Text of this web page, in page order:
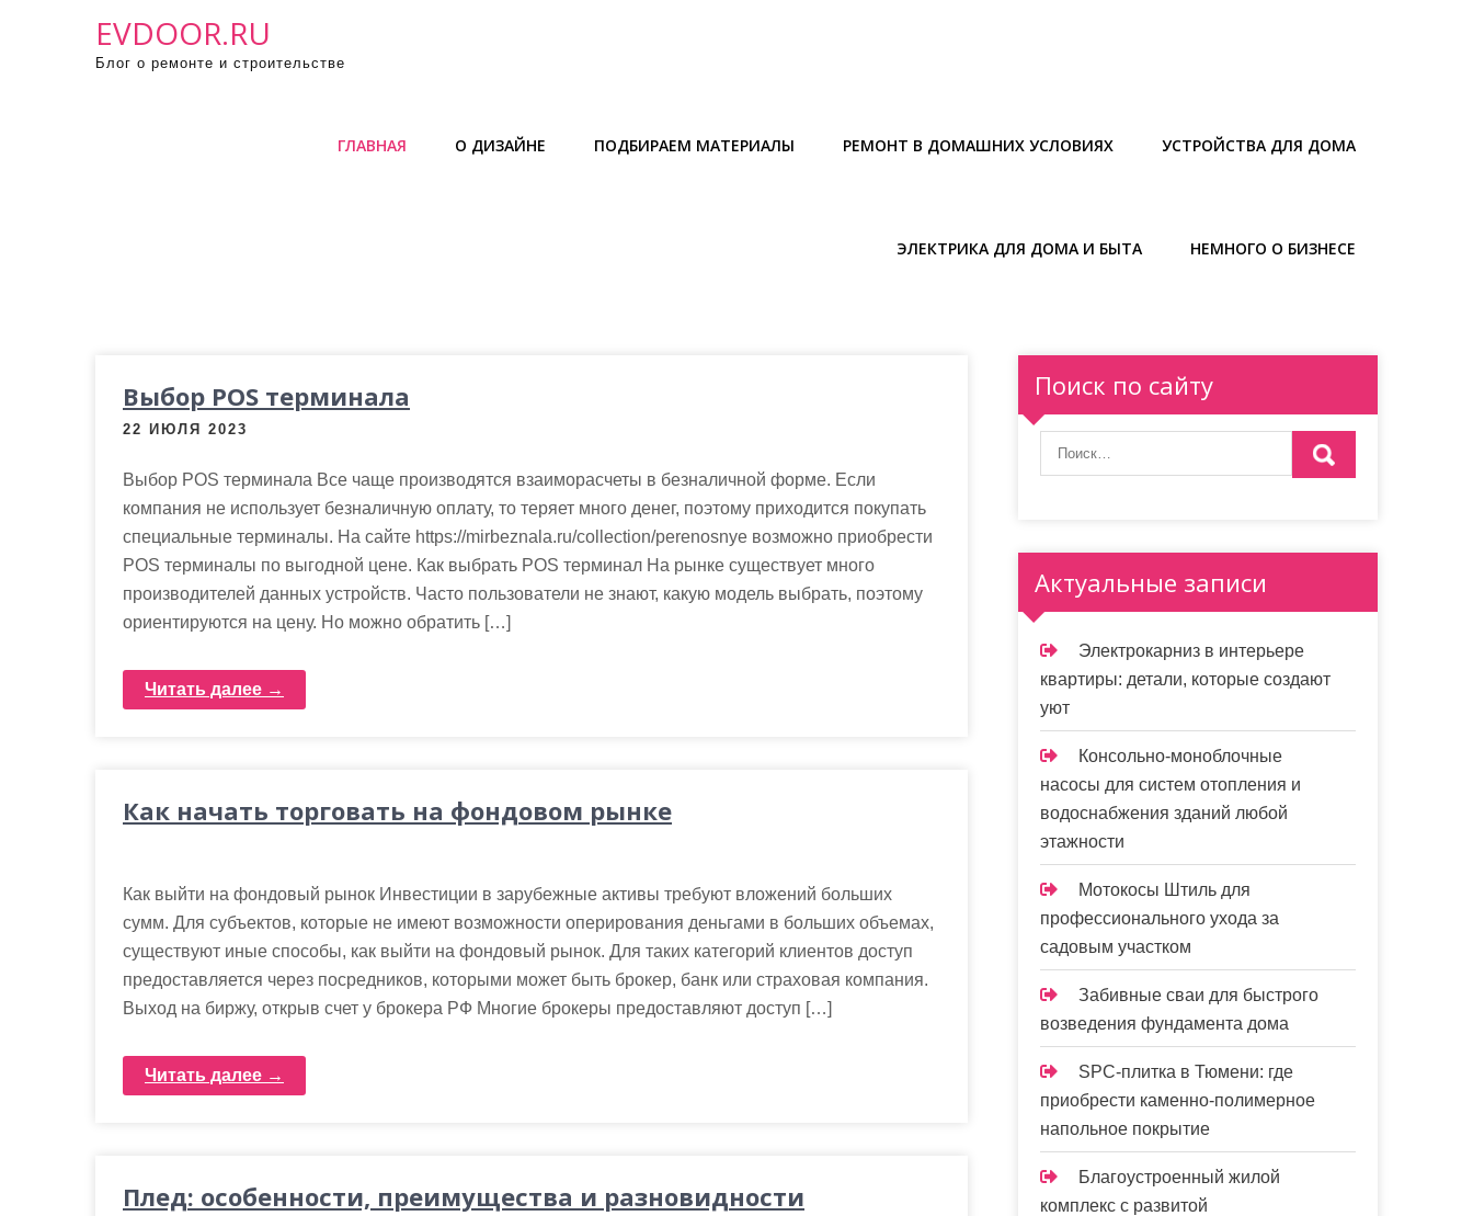
EVDOOR.RU
Блог о ремонте и строительстве
ГЛАВНАЯ О ДИЗАЙНЕ ПОДБИРАЕМ МАТЕРИАЛЫ РЕМОНТ В ДОМАШНИХ УСЛОВИЯХ УСТРОЙСТВА ДЛЯ ДОМА
ЭЛЕКТРИКА ДЛЯ ДОМА И БЫТА НЕМНОГО О БИЗНЕСЕ
Выбор POS терминала
22 ИЮЛЯ 2023
Выбор POS терминала Все чаще производятся взаиморасчеты в безналичной форме. Если
компания не использует безналичную оплату, то теряет много денег, поэтому приходится покупать
специальные терминалы. На сайте https://mirbeznala.ru/collection/perenosnye возможно приобрести
POS терминалы по выгодной цене. Как выбрать POS терминал На рынке существует много
производителей данных устройств. Часто пользователи не знают, какую модель выбрать, поэтому
ориентируются на цену. Но можно обратить […]
Читать далее →
Как начать торговать на фондовом рынке
Как выйти на фондовый рынок Инвестиции в зарубежные активы требуют вложений больших
сумм. Для субъектов, которые не имеют возможности оперирования деньгами в больших объемах,
существуют иные способы, как выйти на фондовый рынок. Для таких категорий клиентов доступ
предоставляется через посредников, которыми может быть брокер, банк или страховая компания.
Выход на биржу, открыв счет у брокера РФ Многие брокеры предоставляют доступ […]
Читать далее →
Плед: особенности, преимущества и разновидности
Поиск по сайту
Актуальные записи
Электрокарниз в интерьере
квартиры: детали, которые создают
уют
Консольно-моноблочные
насосы для систем отопления и
водоснабжения зданий любой
этажности
Мотокосы Штиль для
профессионального ухода за
садовым участком
Забивные сваи для быстрого
возведения фундамента дома
SPC-плитка в Тюмени: где
приобрести каменно-полимерное
напольное покрытие
Благоустроенный жилой
комплекс с развитой